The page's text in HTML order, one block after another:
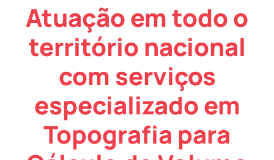
Atuação em todo o
território nacional
com serviços
especializado em
Topografia para